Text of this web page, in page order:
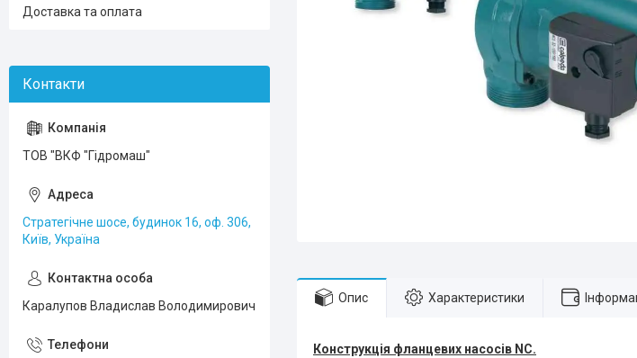
Опис Характеристики
Конструкція фланцевих насосів NC.
Доставка та оплата
ТОВ "ВКФ "Гідромаш"
Стратегічне шосе, будинок 16, оф. 306,
Київ, Україна
Каралупов Владислав Володимирович